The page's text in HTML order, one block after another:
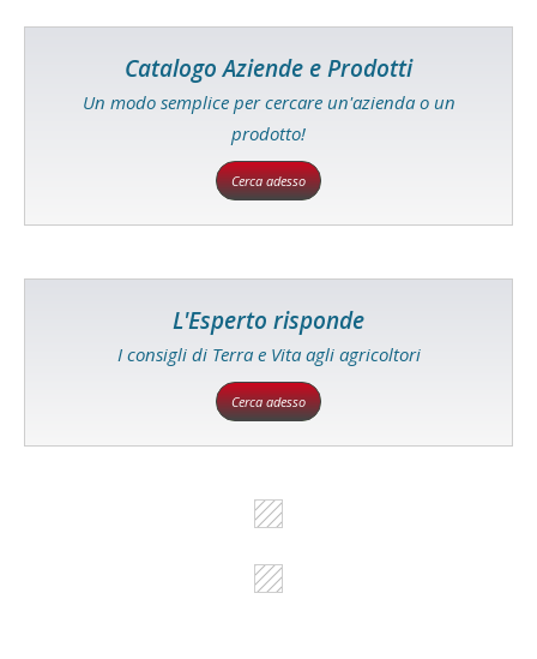
Catalogo Aziende e Prodotti
Un modo semplice per cercare un'azienda o un
prodotto!
Cerca adesso
L'Esperto risponde
I consigli di Terra e Vita agli agricoltori
Cerca adesso